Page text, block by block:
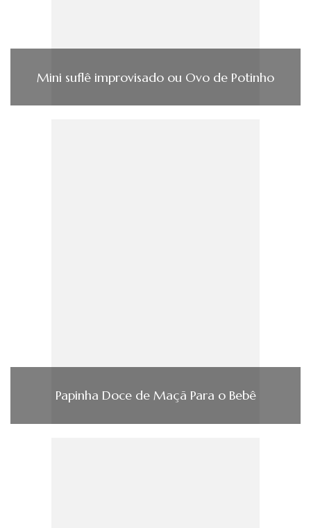
Mini suflê improvisado ou Ovo de Potinho
Papinha Doce de Maçã Para o Bebê